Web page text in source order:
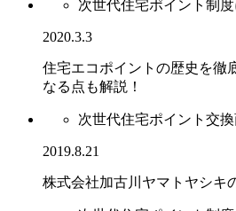
次世代住宅ポイント制
2020.3.3
住宅エコポイントの歴史を徹
なる点も解説！
次世代住宅ポイント交
2019.8.21
株式会社加古川ヤマトヤシキ